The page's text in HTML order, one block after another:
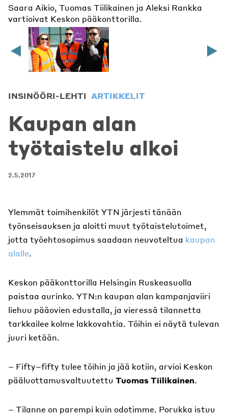
Saara Aikio, Tuomas Tiilikainen ja Aleksi Rankka
vartioivat Keskon pääkonttorilla.
Ville-Veikko Rantamaula seuraa työtaistelutoimia
avoimella silliksellä.
Puhelimeen saapuu jatkuvasti kuvia ja viestejä
lakkovahdeilta.
INSINÖÖRI-LEHTI ARTIKKELIT
Kaupan alan
työtaistelu alkoi
2.5.2017
Ylemmät toimihenkilöt YTN järjesti tänään
työnseisauksen ja aloitti muut työtaistelutoimet,
jotta työehtosopimus saadaan neuvoteltua kaupan
alalle.
Keskon pääkonttorilla Helsingin Ruskeasuolla
paistaa aurinko. YTN:n kaupan alan kampanjaviiri
liehuu pääovien edustalla, ja vieressä tilannetta
tarkkailee kolme lakkovahtia. Töihin ei näytä tulevan
juuri ketään.
– Fifty–fifty tulee töihin ja jää kotiin, arvioi Keskon
pääluottamusvaltuutettu Tuomas Tiilikainen.
– Tilanne on parempi kuin odotimme. Porukka istuu